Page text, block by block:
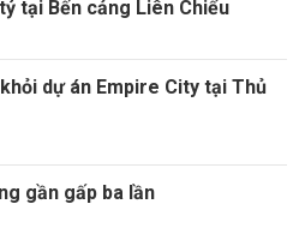
tại Bến cảng Liên Chiểu
dự án Empire City tại Thủ
gần gấp ba lần